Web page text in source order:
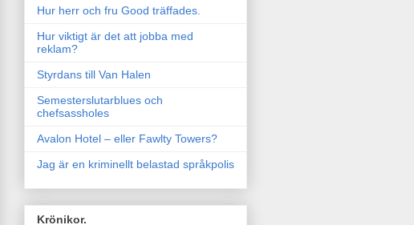
Hur herr och fru Good träffades.
Hur viktigt är det att jobba med
reklam?
Styrdans till Van Halen
Semesterslutarblues och
chefsassholes
Avalon Hotel – eller Fawlty Towers?
Jag är en kriminellt belastad språkpolis
Krönikor.